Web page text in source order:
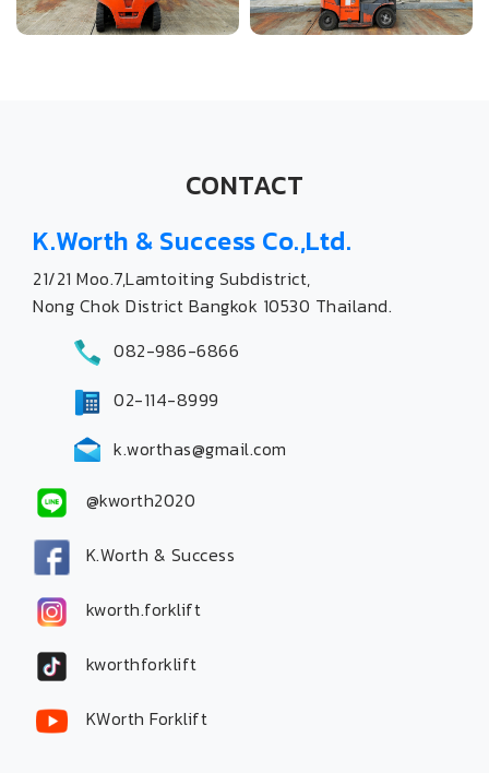
CONTACT
K.Worth & Success Co.,Ltd.
21/21 Moo.7,Lamtoiting Subdistrict,
Nong Chok District Bangkok 10530 Thailand.
082-986-6866
02-114-8999
k.worthas@gmail.com
@kworth2020
K.Worth & Success
kworth.forklift
kworthforklift
KWorth Forklift